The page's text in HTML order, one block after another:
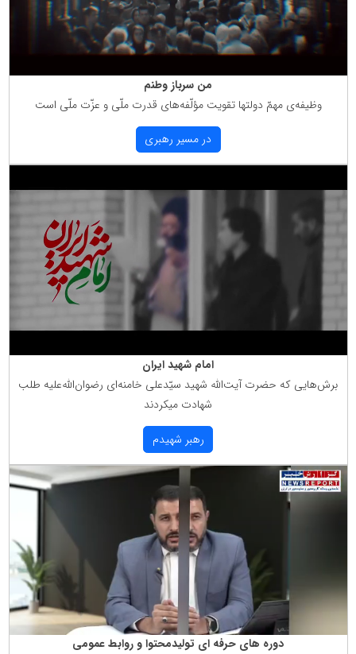
من سرباز وطنم
وظیفه‌ی مهمّ دولتها تقویت مؤلّفه‌های قدرت ملّی و عزّت ملّی است
در مسیر رهبری
امام شهید ایران
برش‌هایی كه حضرت آیت‌الله شهید سیّدعلی خامنه‌ای رضوان‌الله‌علیه طلب
شهادت میكردند
رهبر شهیدم
دوره های حرفه ای تولیدمحتوا و روابط عمومی